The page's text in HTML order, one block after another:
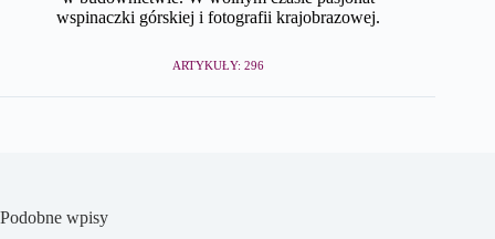
wspinaczki górskiej i fotografii krajobrazowej.
ARTYKUŁY: 296
Podobne wpisy